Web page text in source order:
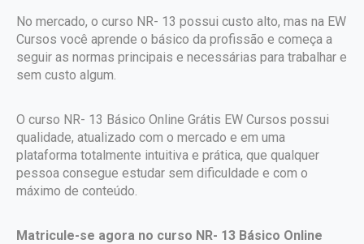
No mercado, o curso NR- 13 possui custo alto, mas na EW
Cursos você aprende o básico da profissão e começa a
seguir as normas principais e necessárias para trabalhar e
sem custo algum.
O curso NR- 13 Básico Online Grátis EW Cursos possui
qualidade, atualizado com o mercado e em uma
plataforma totalmente intuitiva e prática, que qualquer
pessoa consegue estudar sem dificuldade e com o
máximo de conteúdo.
Matricule-se agora no curso NR- 13 Básico Online